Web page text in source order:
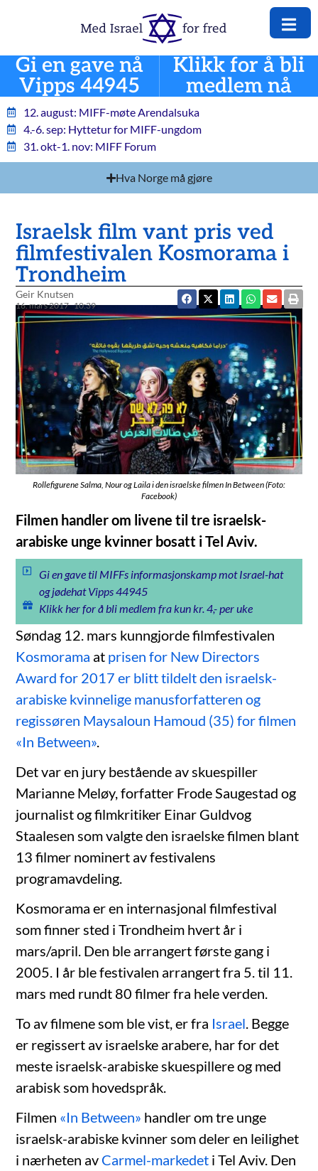
Gi en gave nå
Vipps 44945
Klikk for å bli
medlem nå
12. august: MIFF-møte Arendalsuka
4.-6. sep: Hyttetur for MIFF-ungdom
31. okt-1. nov: MIFF Forum
Hva Norge må gjøre
Israelsk film vant pris ved
filmfestivalen Kosmorama i
Trondheim
Geir Knutsen
16. mars 2017 10:39
Rollefigurene Salma, Nour og Laila i den israelske filmen In Between (Foto:
Facebook)
Filmen handler om livene til tre israelsk-
arabiske unge kvinner bosatt i Tel Aviv.
Gi en gave til MIFFs informasjonskamp mot Israel-hat
og jødehat Vipps 44945
Klikk her for å bli medlem fra kun kr. 4,- per uke
Søndag 12. mars kunngjorde filmfestivalen
Kosmorama at prisen for New Directors
Award for 2017 er blitt tildelt den israelsk-
arabiske kvinnelige manusforfatteren og
regissøren Maysaloun Hamoud (35) for filmen
«In Between»
Det var en jury bestående av skuespiller
Marianne Meløy, forfatter Frode Saugestad og
journalist og filmkritiker Einar Guldvog
Staalesen som valgte den israelske filmen blant
13 filmer nominert av festivalens
programavdeling.
Kosmorama er en internasjonal filmfestival
som finner sted i Trondheim hvert år i
mars/april. Den ble arrangert første gang i
2005. I år ble festivalen arrangert fra 5. til 11.
mars med rundt 80 filmer fra hele verden.
To av filmene som ble vist, er fra Israel . Begge
er regissert av israelske arabere, har for det
meste israelsk-arabiske skuespillere og med
arabisk som hovedspråk.
Filmen «In Between» handler om tre unge
israelsk-arabiske kvinner som deler en leilighet
i nærheten av Carmel-markedet i Tel Aviv. Den